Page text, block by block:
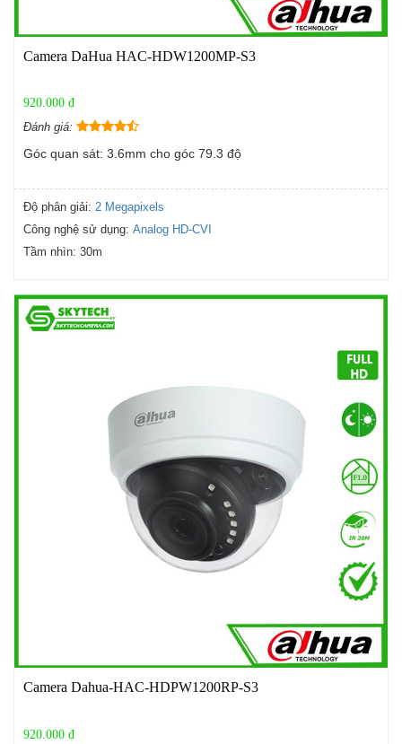
Camera DaHua HAC-HDW1200MP-S3
920.000 đ
Đánh giá:
Góc quan sát: 3.6mm cho góc 79.3 độ
Độ phân giải: 2 Megapixels
Công nghệ sử dụng: Analog HD-CVI
Tầm nhìn: 30m
Camera Dahua-HAC-HDPW1200RP-S3
920.000 đ